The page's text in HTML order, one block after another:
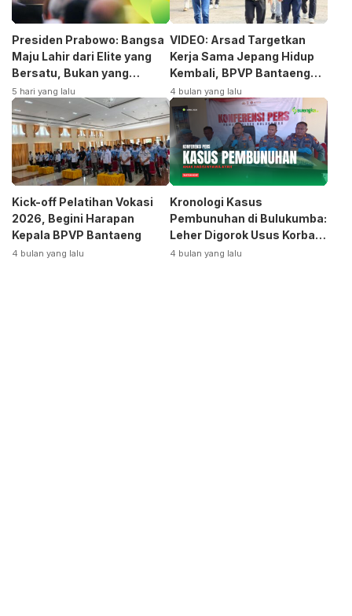
Presiden Prabowo: Bangsa
Maju Lahir dari Elite yang
Bersatu, Bukan yang
Terpecah
5 hari yang lalu
VIDEO: Arsad Targetkan
Kerja Sama Jepang Hidup
Kembali, BPVP Bantaeng
Siap Bangkitkan Jurusan
Otomotif
4 bulan yang lalu
Kick-off Pelatihan Vokasi
2026, Begini Harapan
Kepala BPVP Bantaeng
4 bulan yang lalu
Kronologi Kasus
Pembunuhan di Bulukumba:
Leher Digorok Usus Korban
Dikeluarkan
4 bulan yang lalu